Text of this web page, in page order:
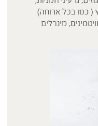
( כמו בכל ארוחה)
מינרלים